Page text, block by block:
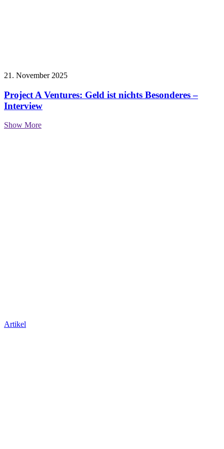
21. November 2025
Project A Ventures: Geld ist nichts Besonderes –
Interview
Show More
Artikel